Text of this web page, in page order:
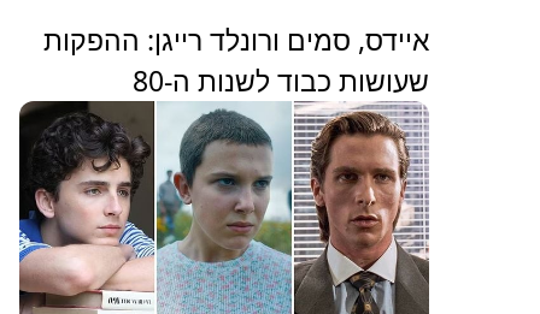
איידס, סמים ורונלד רייגן: ההפקות
שעושות כבוד לשנות ה-80